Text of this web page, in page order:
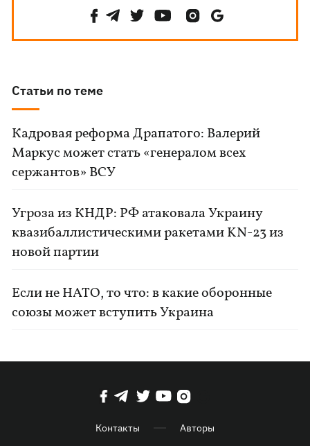
Статьи по теме
Кадровая реформа Драпатого: Валерий
Маркус может стать «генералом всех
сержантов» ВСУ
Угроза из КНДР: РФ атаковала Украину
квазибаллистическими ракетами KN-23 из
новой партии
Если не НАТО, то что: в какие оборонные
союзы может вступить Украина
Контакты Авторы